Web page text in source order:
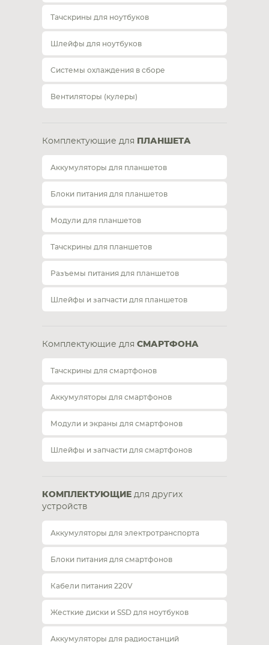
Тачскрины для ноутбуков
Шлейфы для ноутбуков
Системы охлаждения в сборе
Вентиляторы (кулеры)
Комплектующие для ПЛАНШЕТА
Аккумуляторы для планшетов
Блоки питания для планшетов
Модули для планшетов
Тачскрины для планшетов
Разъемы питания для планшетов
Шлейфы и запчасти для планшетов
Комплектующие для СМАРТФОНА
Тачскрины для смартфонов
Аккумуляторы для смартфонов
Модули и экраны для смартфонов
Шлейфы и запчасти для смартфонов
КОМПЛЕКТУЮЩИЕ для других
устройств
Аккумуляторы для электротранспорта
Блоки питания для смартфонов
Кабели питания 220V
Жесткие диски и SSD для ноутбуков
Аккумуляторы для радиостанций